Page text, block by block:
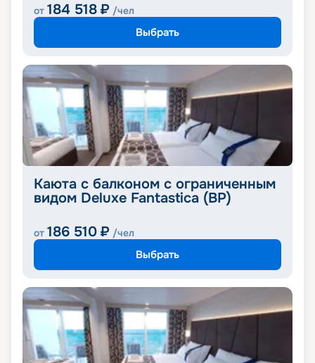
от 184 518 ₽ /чел
Выбрать
Каюта с балконом с ограниченным
видом Deluxe Fantastica (BP)
от 186 510 ₽ /чел
Выбрать